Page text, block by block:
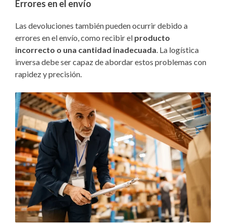
Errores en el envío
Las devoluciones también pueden ocurrir debido a
errores en el envío, como recibir el producto
incorrecto o una cantidad inadecuada. La logística
inversa debe ser capaz de abordar estos problemas con
rapidez y precisión.